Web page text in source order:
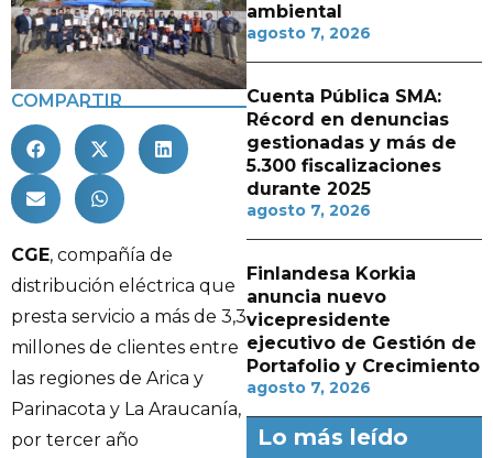
COMPARTIR
CGE, compañía de
distribución eléctrica que
presta servicio a más de 3,3
millones de clientes entre
las regiones de Arica y
Parinacota y La Araucanía,
por tercer año
ambiental
agosto 7, 2026
Cuenta Pública SMA:
Récord en denuncias
gestionadas y más de
5.300 fiscalizaciones
durante 2025
agosto 7, 2026
Finlandesa Korkia
anuncia nuevo
vicepresidente
ejecutivo de Gestión de
Portafolio y Crecimiento
agosto 7, 2026
Lo más leído